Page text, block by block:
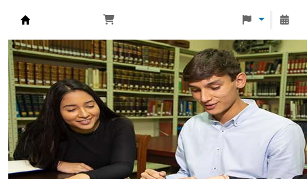
Biblioteca Universidad Monteávila